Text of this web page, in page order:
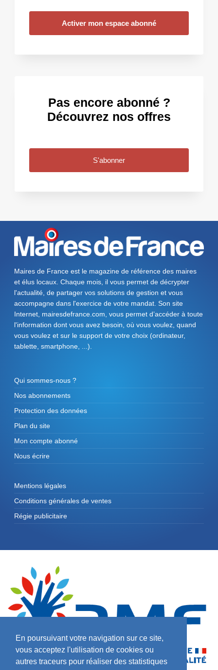
En poursuivant votre navigation sur ce site,
vous acceptez l'utilisation de cookies ou
autres traceurs pour réaliser des statistiques
Activer mon espace abonné
Pas encore abonné ?
Découvrez nos offres
S'abonner
Maires de France est le magazine de référence des maires
et élus locaux. Chaque mois, il vous permet de décrypter
l'actualité, de partager vos solutions de gestion et vous
accompagne dans l'exercice de votre mandat. Son site
Internet, mairesdefrance.com, vous permet d’accéder à toute
l'information dont vous avez besoin, où vous voulez, quand
vous voulez et sur le support de votre choix (ordinateur,
tablette, smartphone, ...).
Qui sommes-nous ?
Nos abonnements
Protection des données
Plan du site
Mon compte abonné
Nous écrire
Mentions légales
Conditions générales de ventes
Régie publicitaire